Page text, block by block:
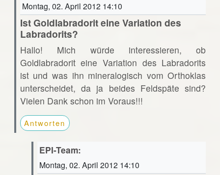
Montag, 02. April 2012 14:10
Ist Goldlabradorit eine Variation des
Labradorits?
Hallo! Mich würde interessieren, ob
Goldlabradorit eine Variation des Labradorits
ist und was ihn mineralogisch vom Orthoklas
unterscheidet, da ja beides Feldspäte sind?
Vielen Dank schon im Voraus!!!
Antworten
EPI-Team:
Montag, 02. April 2012 14:10